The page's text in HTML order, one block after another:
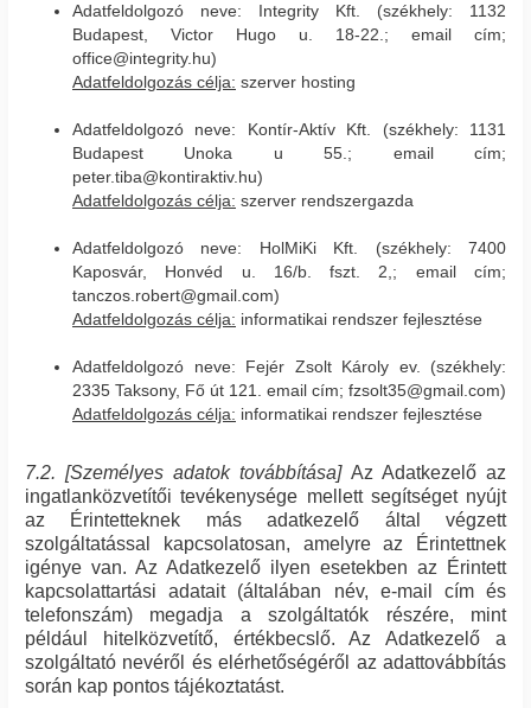
Adatfeldolgozó neve: Integrity Kft. (székhely: 1132
Budapest, Victor Hugo u. 18-22.; email cím;
office@integrity.hu)
Adatfeldolgozás célja: szerver hosting
Adatfeldolgozó neve: Kontír-Aktív Kft. (székhely: 1131
Budapest Unoka u 55.; email cím;
peter.tiba@kontiraktiv.hu)
Adatfeldolgozás célja: szerver rendszergazda
Adatfeldolgozó neve: HolMiKi Kft. (székhely: 7400
Kaposvár, Honvéd u. 16/b. fszt. 2,; email cím;
tanczos.robert@gmail.com)
Adatfeldolgozás célja: informatikai rendszer fejlesztése
Adatfeldolgozó neve: Fejér Zsolt Károly ev. (székhely:
2335 Taksony, Fő út 121. email cím; fzsolt35@gmail.com)
Adatfeldolgozás célja: informatikai rendszer fejlesztése
7.2. [Személyes adatok továbbítása] Az Adatkezelő az
ingatlanközvetítői tevékenysége mellett segítséget nyújt
az Érintetteknek más adatkezelő által végzett
szolgáltatással kapcsolatosan, amelyre az Érintettnek
igénye van. Az Adatkezelő ilyen esetekben az Érintett
kapcsolattartási adatait (általában név, e-mail cím és
telefonszám) megadja a szolgáltatók részére, mint
például hitelközvetítő, értékbecslő. Az Adatkezelő a
szolgáltató nevéről és elérhetőségéről az adattovábbítás
során kap pontos tájékoztatást.